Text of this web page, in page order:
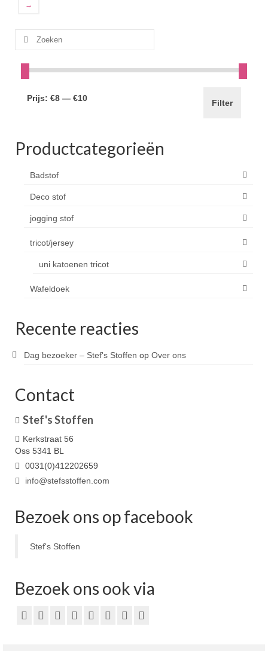
→
Zoeken
Filter
Prijs: €8 — €10
Productcategorieën
Badstof
Deco stof
jogging stof
tricot/jersey
uni katoenen tricot
Wafeldoek
Recente reacties
Dag bezoeker – Stef's Stoffen op Over ons
Contact
Stef's Stoffen
Kerkstraat 56
Oss 5341 BL
0031(0)412202659
info@stefsstoffen.com
Bezoek ons op facebook
Stef's Stoffen
Bezoek ons ook via